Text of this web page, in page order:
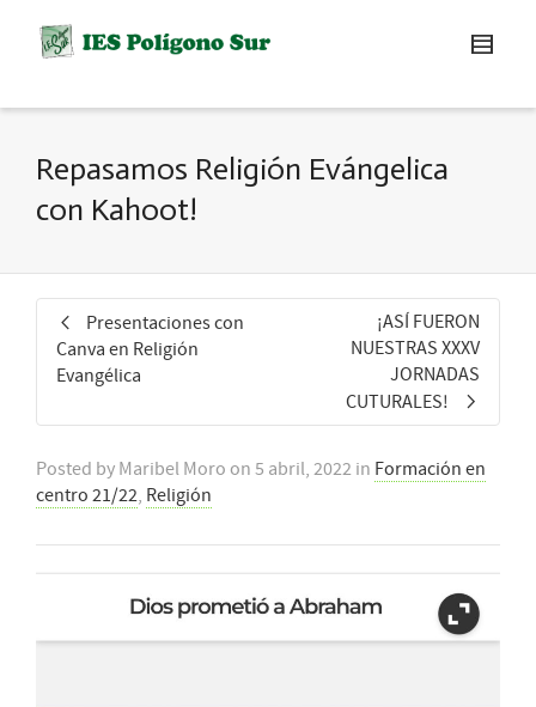
Repasamos Religión Evángelica
con Kahoot!
Presentaciones con
Canva en Religión
Evangélica
¡ASÍ FUERON
NUESTRAS XXXV
JORNADAS
CUTURALES!
Posted by Maribel Moro on 5 abril, 2022 in Formación en
centro 21/22, Religión